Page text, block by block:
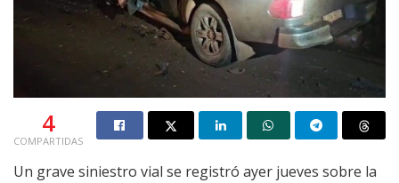
4
COMPARTIDAS
Un grave siniestro vial se registró ayer jueves sobre la